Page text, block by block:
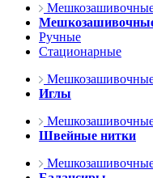
Ручные
Стационарные
Иглы
Швейные нитки